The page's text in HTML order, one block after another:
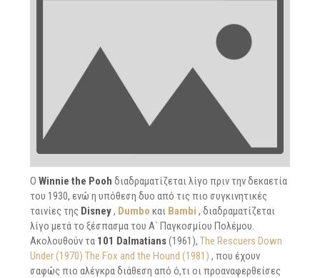
Ο Winnie the Pooh διαδραματίζεται λίγο πριν την δεκαετία
του 1930, ενώ η υπόθεση δυο από τις πιο συγκινητικές
ταινίες της Disney, Dumbo και Bambi , διαδραματίζεται
λίγο μετά το ξέσπασμα του Α΄ Παγκοσμίου Πολέμου.
Ακολουθούν τα 101 Dalmatians(1961), The Rescuers Down
Under (1970) The Fox and the Hound (1981) , που έχουν
σαφώς πιο αλέγκρα διάθεση από ό,τι οι προαναφερθείσες